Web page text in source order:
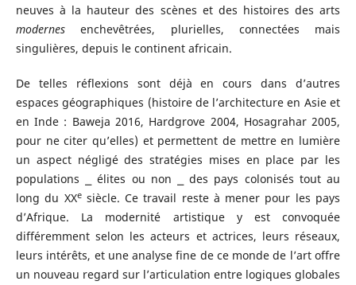
neuves à la hauteur des scènes et des histoires des arts
modernesenchevêtrées, plurielles, connectées mais
singulières, depuis le continent africain.
De telles réflexions sont déjà en cours dans d’autres
espaces géographiques (histoire de l’architecture en Asie et
en Inde : Baweja 2016, Hardgrove 2004, Hosagrahar 2005,
pour ne citer qu’elles) et permettent de mettre en lumière
un aspect négligé des stratégies mises en place par les
populations ⎯ élites ou non ⎯ des pays colonisés tout au
long du XXesiècle. Ce travail reste à mener pour les pays
d’Afrique. La modernité artistique y est convoquée
différemment selon les acteurs et actrices, leurs réseaux,
leurs intérêts, et une analyse fine de ce monde de l’art offre
un nouveau regard sur l’articulation entre logiques globales